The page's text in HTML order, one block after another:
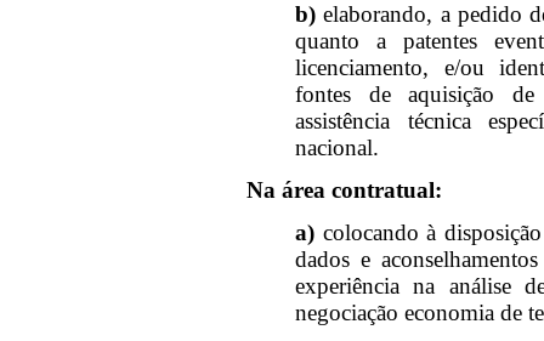
b) elaborando, a pedido
quanto a patentes
licenciamento, e/ou
fontes de aquisição
assistência técnica
nacional.
Na área contratual:
a) colocando à
dados e
experiência na análise
negociação economia de